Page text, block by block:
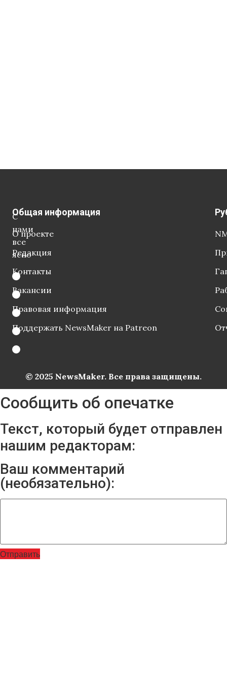
С
нами
все
ясно
Общая информация
О проекте
Редакция
Контакты
Вакансии
Правовая информация
Поддержать NewsMaker на Patreon
© 2025 NewsMaker. Все права защищены.
Сообщить об опечатке
Текст, который будет отправлен
нашим редакторам:
Ваш комментарий
(необязательно):
Отправить